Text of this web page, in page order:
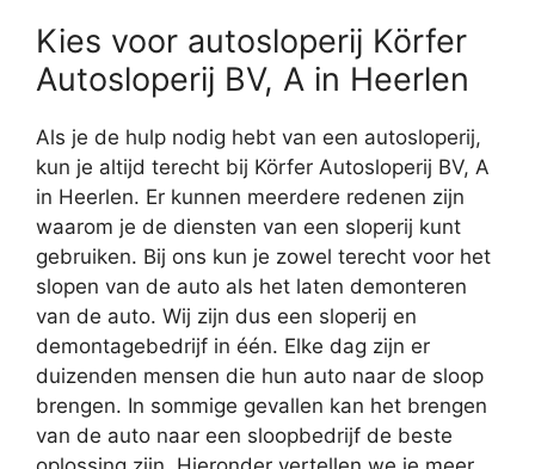
Kies voor autosloperij Körfer
Autosloperij BV, A in Heerlen
Als je de hulp nodig hebt van een autosloperij,
kun je altijd terecht bij Körfer Autosloperij BV, A
in Heerlen. Er kunnen meerdere redenen zijn
waarom je de diensten van een sloperij kunt
gebruiken. Bij ons kun je zowel terecht voor het
slopen van de auto als het laten demonteren
van de auto. Wij zijn dus een sloperij en
demontagebedrijf in één. Elke dag zijn er
duizenden mensen die hun auto naar de sloop
brengen. In sommige gevallen kan het brengen
van de auto naar een sloopbedrijf de beste